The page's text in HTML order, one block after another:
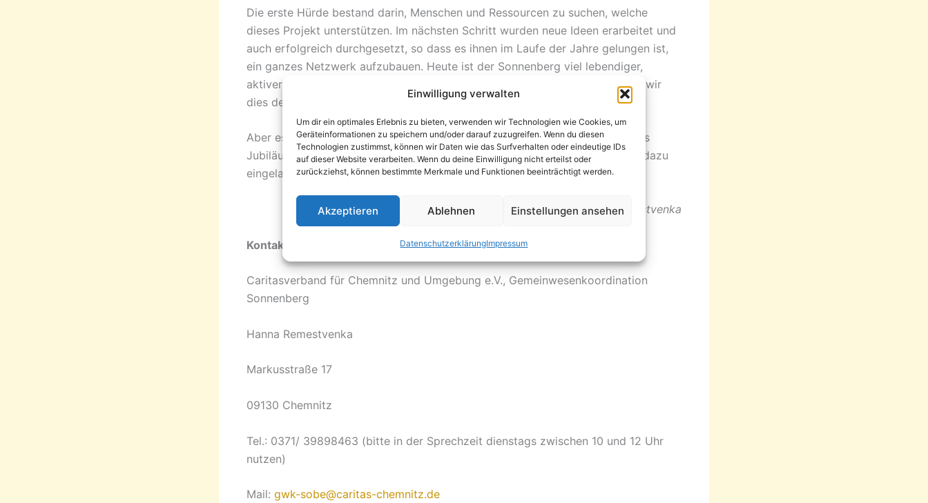
Einwilligung verwalten
Um dir ein optimales Erlebnis zu bieten, verwenden wir Technologien wie Cookies, um
Geräteinformationen zu speichern und/oder darauf zuzugreifen. Wenn du diesen
Technologien zustimmst, können wir Daten wie das Surfverhalten oder eindeutige IDs
auf dieser Website verarbeiten. Wenn du deine Einwilligung nicht erteilst oder
zurückziehst, können bestimmte Merkmale und Funktionen beeinträchtigt werden.
Akzeptieren Ablehnen Einstellungen ansehen
DatenschutzerklärungImpressum
Die erste Hürde bestand darin, Menschen und Ressourcen zu suchen, welche
dieses Projekt unterstützen. Im nächsten Schritt wurden neue Ideen erarbeitet und
auch erfolgreich durchgesetzt, so dass es ihnen im Laufe der Jahre gelungen ist,
ein ganzes Netzwerk aufzubauen. Heute ist der Sonnenberg viel lebendiger,
aktiver, attraktiver und vielfältiger geworden. Zu einem gewissen Teil haben wir
dies der 10-jährigen Gemeinwesenarbeit zu verdanken.
Aber es gibt immer wieder etwas zu tun, was uns antreibt. Anlässlich unseres
Jubiläums starten wir mit dem alljährlichen Frühjahrsputz. Alle sind herzlich dazu
eingeladen!
Hanna Remestvenka
Kontakt:
Caritasverband für Chemnitz und Umgebung e.V., Gemeinwesenkoordination
Sonnenberg
Hanna Remestvenka
Markusstraße 17
09130 Chemnitz
Tel.: 0371/ 39898463 (bitte in der Sprechzeit dienstags zwischen 10 und 12 Uhr
nutzen)
Mail: gwk-sobe@caritas-chemnitz.de